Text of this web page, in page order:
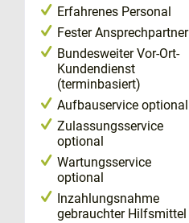
Erfahrenes Personal
Fester Ansprechpartner
Bundesweiter Vor-Ort-
Kundendienst
(terminbasiert)
Aufbauservice optional
Zulassungsservice
optional
Wartungsservice
optional
Inzahlungsnahme
gebrauchter Hilfsmittel